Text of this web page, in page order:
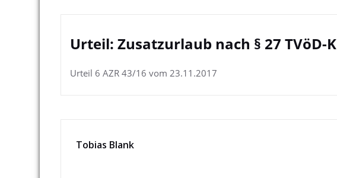
Urteil: Zusatzurlaub nach § 27 TVöD-K
Urteil 6 AZR 43/16 vom 23.11.2017
Tobias Blank